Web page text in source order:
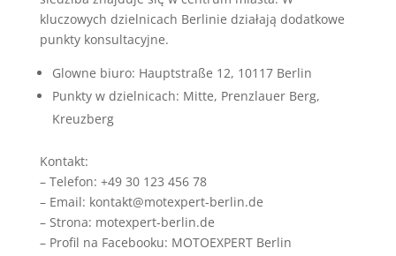
kluczowych dzielnicach Berlinie działają dodatkowe
punkty konsultacyjne.
Glowne biuro: Hauptstraße 12, 10117 Berlin
Punkty w dzielnicach: Mitte, Prenzlauer Berg,
Kreuzberg
Kontakt:
– Telefon: +49 30 123 456 78
– Email: kontakt@motexpert-berlin.de
– Strona: motexpert-berlin.de
– Profil na Facebooku: MOTOEXPERT Berlin